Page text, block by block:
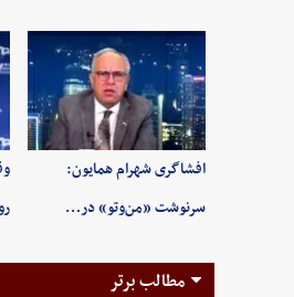
افشاگری شهرام همایون:
سرنوشت «من‌وتو» در…
مطالب برتر